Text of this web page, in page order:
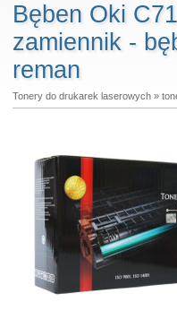
Bęben Oki
zamiennik -
reman
Tonery do drukarek laserowych»